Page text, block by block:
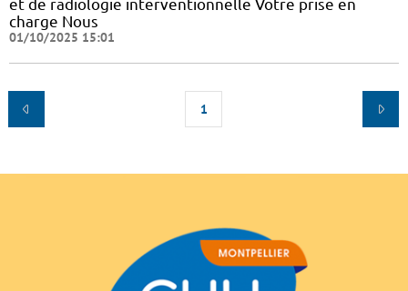
et de radiologie interventionnelle Votre prise en
charge Nous
01/10/2025 15:01
1